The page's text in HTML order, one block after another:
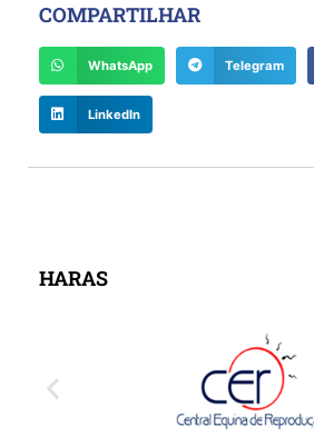
COMPARTILHAR
WhatsApp Telegram
LinkedIn
HARAS